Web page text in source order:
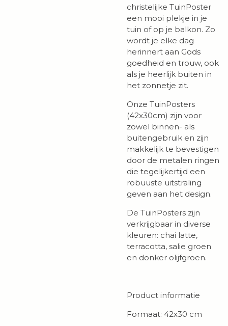
christelijke TuinPoster
een mooi plekje in je
tuin of op je balkon. Zo
wordt je elke dag
herinnert aan Gods
goedheid en trouw, ook
als je heerlijk buiten in
het zonnetje zit.
Onze TuinPosters
(42x30cm) zijn voor
zowel binnen- als
buitengebruik en zijn
makkelijk te bevestigen
door de metalen ringen
die tegelijkertijd een
robuuste uitstraling
geven aan het design.
De TuinPosters zijn
verkrijgbaar in diverse
kleuren: chai latte,
terracotta, salie groen
en donker olijfgroen.
Product informatie
Formaat: 42x30 cm